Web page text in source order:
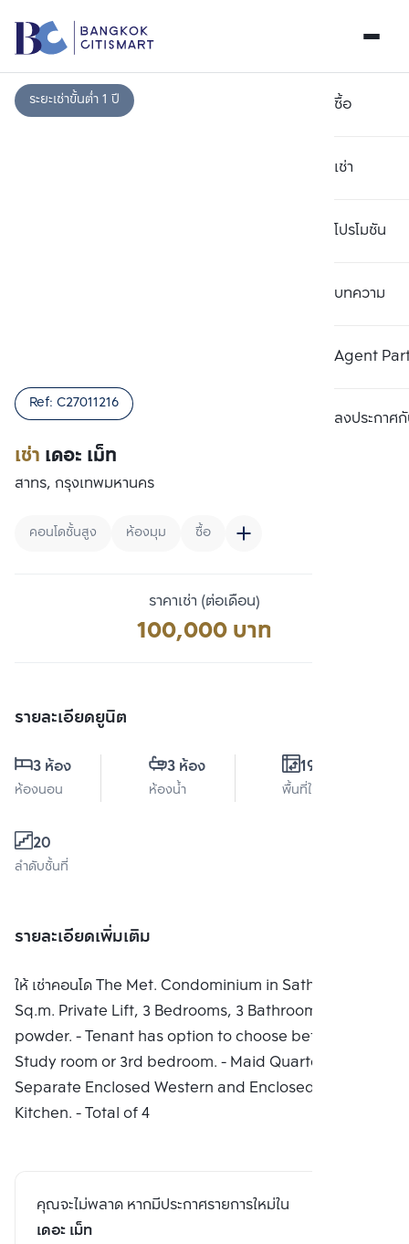
ซื้อ
เช่า
โปรโมชัน
บทความ
Agent
ลงประกาศกั
ระยะเช่าขั้นต่ำ 1 ปี
เช่า เดอะ เม็ท
Ref: C27011216
สาทร, กรุงเทพมหานคร
คอนโดชั้นสูง ห้องมุม ซื้อ
ราคาเช่า (ต่อเดือน)
100,000 บาท
รายละเอียดยูนิต
3 ห้อง
ห้องนอน
3 ห้อง
ห้องน้ำ
194 ตร.ม.
พื้นที่ใช้สอย
20
ลำดับชั้นที่
รายละเอียดเพิ่มเติม
ให้ เช่าคอนโด The Met. Condominium in Sathorn. 194
Sq.m. Private Lift, 3 Bedrooms, 3 Bathrooms + 1
powder. - Tenant has option to choose between
Study room or 3rd bedroom. - Maid Quarter,
Separate Enclosed Western and Enclosed Asian
Kitchen. - Total of 4
คุณจะไม่พลาด หากมีประกาศรายการใหม่ใน
เดอะ เม็ท